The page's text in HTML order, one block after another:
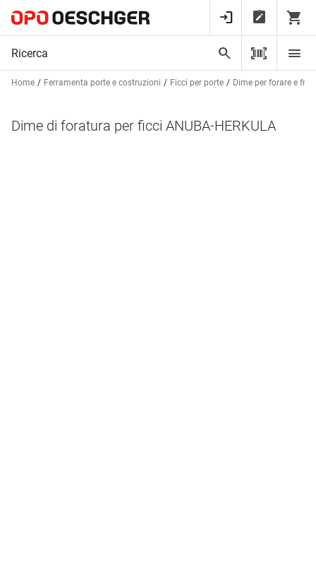
Home Ferramenta porte e costruzioni Ficci per porte Dime per forare e
Dime di foratura per ficci ANUBA-HERKULA